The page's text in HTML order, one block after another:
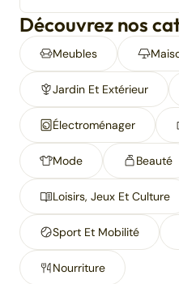
Découvrez nos
Meubles
Jardin Et Extérieur
Électroménager
Mode Beauté
Loisirs, Jeux Et Culture
Sport Et Mobilité
Nourriture